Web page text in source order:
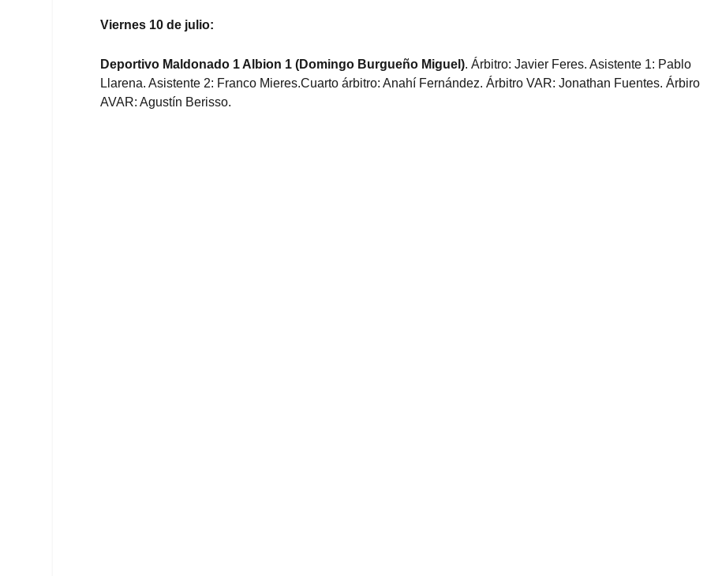
Viernes 10 de julio:
Deportivo Maldonado 1 Albion 1 (Domingo Burgueño Miguel). Árbitro: Javier Feres. Asistente 1: Pablo
Llarena. Asistente 2: Franco Mieres.Cuarto árbitro: Anahí Fernández. Árbitro VAR: Jonathan Fuentes. Árbiro
AVAR: Agustín Berisso.